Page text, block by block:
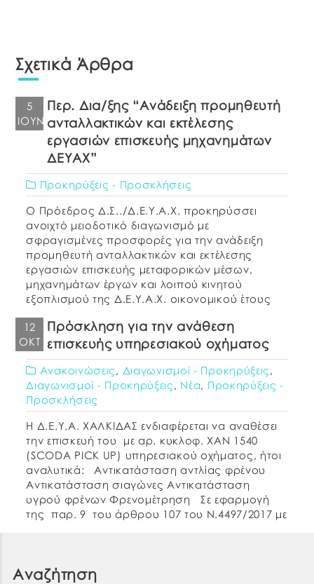
Σχετικά Άρθρα
5
ΙΟΎΝ
Περ. Δια/ξης “Ανάδειξη προμηθευτή
ανταλλακτικών και εκτέλεσης
εργασιών επισκευής μηχανημάτων
ΔΕΥΑΧ”
Προκηρύξεις - Προσκλήσεις
Ο Πρόεδρος Δ.Σ../Δ.Ε.Υ.Α.Χ. προκηρύσσει
ανοιχτό μειοδοτικό διαγωνισμό με
σφραγισμένες προσφορές για την ανάδειξη
προμηθευτή ανταλλακτικών και εκτέλεσης
εργασιών επισκευής μεταφορικών μέσων,
μηχανημάτων έργων και λοιπού κινητού
εξοπλισμού της Δ.Ε.Υ.Α.Χ. οικονομικού έτους
χαμηλότερη τιμή ήτοι μεγαλύτερη ποσοστιαία
έκπτωση σε ακέραιες μονάδες επί τοις εκατό
(%) στις απαιτούμενες εργασίες και
ανταλλακτικά […]
12
ΟΚΤ
Πρόσκληση για την ανάθεση
επισκευής υπηρεσιακού οχήματος
Ανακοινώσεις , Διαγωνισμοί - Προκηρύξεις ,
Διαγωνισμοί - Προκηρύξεις , Νέα, Προκηρύξεις -
Προσκλήσεις
Η Δ.Ε.Υ.Α. ΧΑΛΚΙΔΑΣ ενδιαφέρεται να αναθέσει
την επισκευή του με αρ. κυκλοφ. XAN 1540
(SCODA PICK UP) υπηρεσιακού οχήματος, ήτοι
αναλυτικά: Αντικατάσταση αντλίας φρένου
Αντικατάσταση σιαγώνες Αντικατάσταση
υγρού φρένων Φρενομέτρηση Σε εφαρμογή
της παρ. 9 του άρθρου 107 του Ν.4497/2017 με
Αναζήτηση